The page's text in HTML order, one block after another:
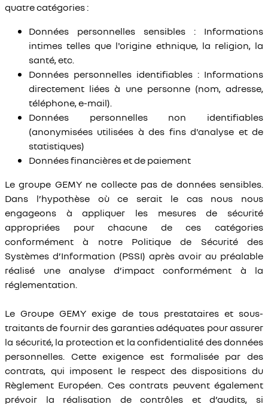
quatre catégories :
Données personnelles sensibles : Informations
intimes telles que l'origine ethnique, la religion, la
santé, etc.
Données personnelles identifiables : Informations
directement liées à une personne (nom, adresse,
téléphone, e-mail).
Données personnelles non identifiables
(anonymisées utilisées à des fins d'analyse et de
statistiques)
Données financières et de paiement
Le groupe GEMY ne collecte pas de données sensibles.
Dans l’hypothèse où ce serait le cas nous nous
engageons à appliquer les mesures de sécurité
appropriées pour chacune de ces catégories
conformément à notre Politique de Sécurité des
Systèmes d’Information (PSSI) après avoir au préalable
réalisé une analyse d’impact conformément à la
réglementation.
Le Groupe GEMY exige de tous prestataires et sous-
traitants de fournir des garanties adéquates pour assurer
la sécurité, la protection et la confidentialité des données
personnelles. Cette exigence est formalisée par des
contrats, qui imposent le respect des dispositions du
Règlement Européen. Ces contrats peuvent également
prévoir la réalisation de contrôles et d’audits, si